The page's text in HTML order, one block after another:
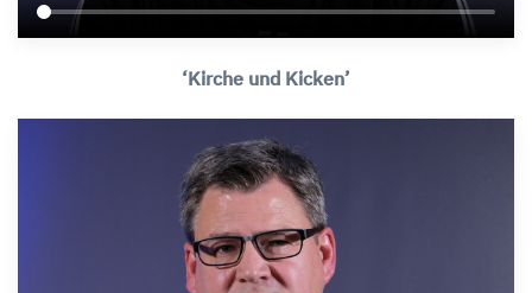
‘Kirche und Kicken’